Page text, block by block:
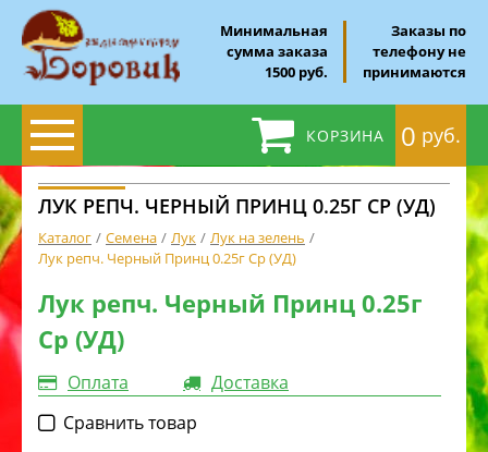
Минимальная
сумма заказа
1500 руб.
Заказы по
телефону не
принимаются
КОРЗИНА 0 руб.
ЛУК РЕПЧ. ЧЕРНЫЙ ПРИНЦ 0.25Г СР (УД)
Каталог Семена Лук
Лук на зелень
Лук репч. Черный Принц 0.25г Ср (УД)
Лук репч. Черный Принц 0.25г
Ср (УД)
Оплата
Доставка
Cравнить товар